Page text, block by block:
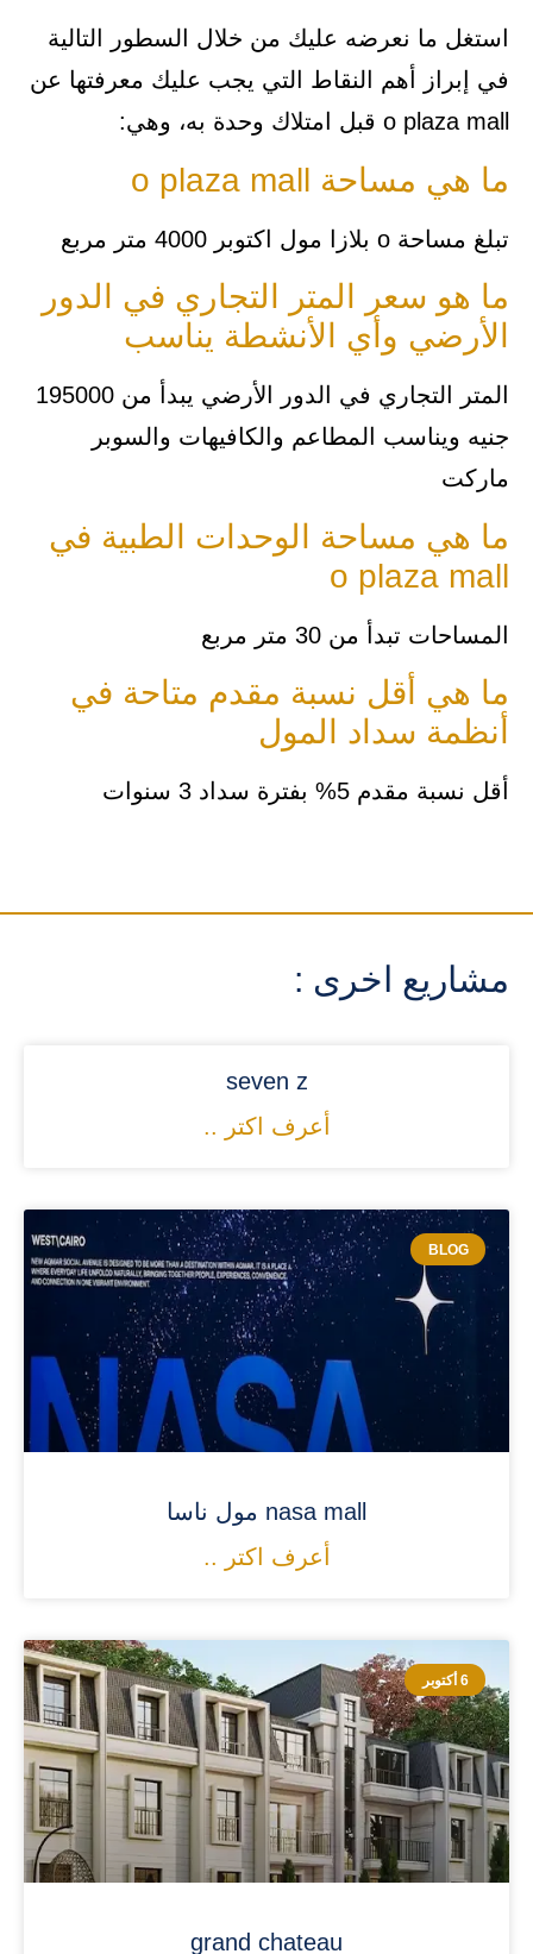
استغل ما نعرضه عليك من خلال السطور التالية
في إبراز أهم النقاط التي يجب عليك معرفتها عن
o plaza mall قبل امتلاك وحدة به، وهي:
ما هي مساحة o plaza mall
تبلغ مساحة o بلازا مول اكتوبر 4000 متر مربع
ما هو سعر المتر التجاري في الدور
الأرضي وأي الأنشطة يناسب
المتر التجاري في الدور الأرضي يبدأ من 195000
جنيه ويناسب المطاعم والكافيهات والسوبر
ماركت
ما هي مساحة الوحدات الطبية في
o plaza mall
المساحات تبدأ من 30 متر مربع
ما هي أقل نسبة مقدم متاحة في
أنظمة سداد المول
أقل نسبة مقدم 5% بفترة سداد 3 سنوات
مشاريع اخرى :
seven z
أعرف اكتر ..
BLOG
nasa mall مول ناسا
أعرف اكتر ..
6 أكتوبر
grand chateau